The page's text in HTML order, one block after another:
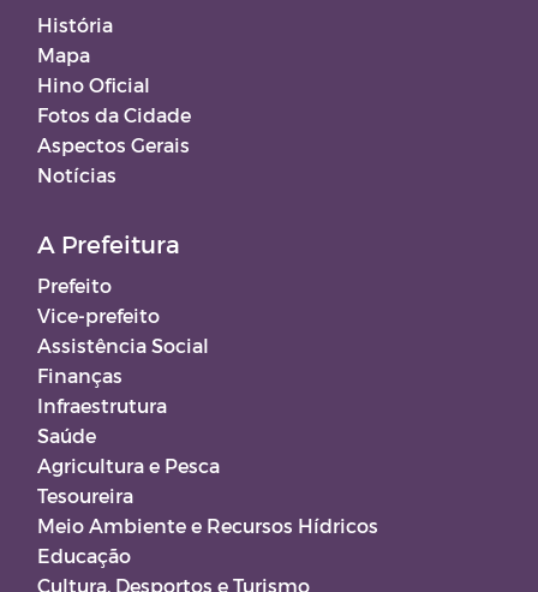
História
Mapa
Hino Oficial
Fotos da Cidade
Aspectos Gerais
Notícias
A Prefeitura
Prefeito
Vice-prefeito
Assistência Social
Finanças
Infraestrutura
Saúde
Agricultura e Pesca
Tesoureira
Meio Ambiente e Recursos Hídricos
Educação
Cultura, Desportos e Turismo